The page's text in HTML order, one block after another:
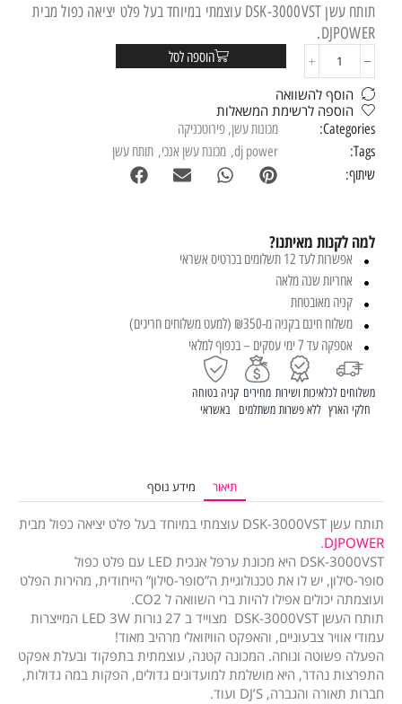
תותח עשן DSK-3000VST עוצמתי במיוחד בעל פלט יציאה כפול מבית
DJPOWER.
הוספה לסל
הוסף להשוואה
הוספה לרשימת המשאלות
Categories: מכונות עשן, פירוטכניקה
Tags:
dj power
, מכונת עשן אנכי, תותח עשן
שיתוף:
למה לקנות מאיתנו?
אפשרות לעד 12 תשלומים בכרטיס אשראי
אחריות שנה מלאה
קניה מאובטחת
משלוח חינם בקניה מ-₪350 (למעט משלוחים חריגים)
אספקה עד 7 ימי עסקים – בכפוף למלאי
משלוחים לכל
חלקי הארץ
איכות ושירות
ללא פשרות
מחירים
משתלמים
קניה בטוחה
באשראי
תיאור מידע נוסף
תותח עשן DSK-3000VST עוצמתי במיוחד בעל פלט יציאה כפול מבית
DJPOWER
.
DSK-3000VST היא מכונת ערפל אנכית LED עם פלט כפול
סופר-סילון, יש לו את טכנולוגיית ה”סופר-סילון” הייחודית, מהירות הפלט
ועוצמתה יכולים אפילו להיות ברי השוואה ל CO2.
תותח העשן DSK-3000VST מצוייד ב 27 נורות LED 3W המייצרות
עמודי אוויר צבעוניים, והאפקט הוויזואלי מרהיב מאוד!
הפעלה פשוטה ונוחה. המכונה קטנה, עוצמתית בתפקוד ובעלת אפקט
התפרצות נהדר, היא מושלמת למועדונים גדולים, הפקות במה גדולות,
חברות תאורה והגברה, DJ’S ועוד.